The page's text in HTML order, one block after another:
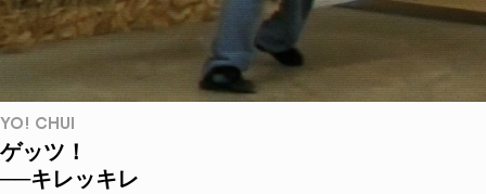
YO! CHUI
ゲッツ！
──キレッキレ